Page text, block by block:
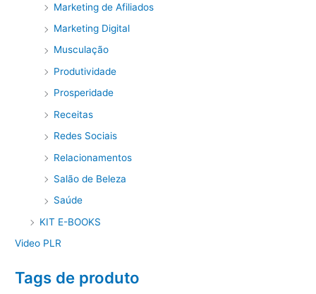
Marketing de Afiliados
Marketing Digital
Musculação
Produtividade
Prosperidade
Receitas
Redes Sociais
Relacionamentos
Salão de Beleza
Saúde
KIT E-BOOKS
Video PLR
Tags de produto